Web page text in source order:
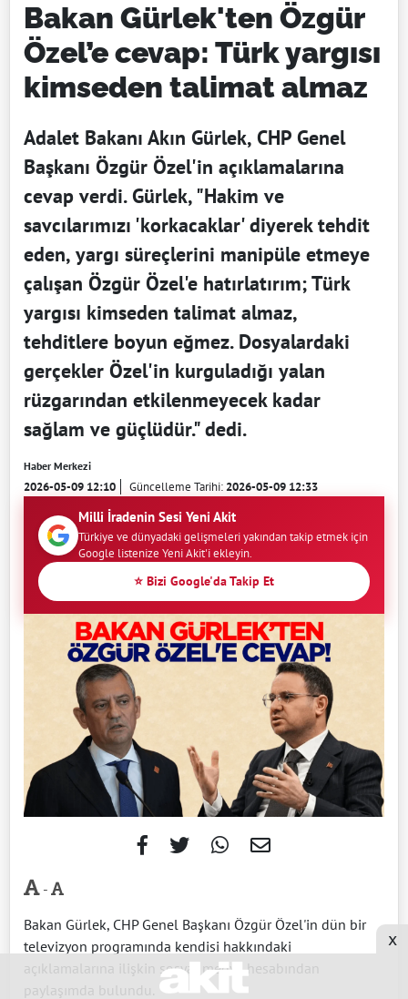
Bakan Gürlek'ten Özgür
Özel’e cevap: Türk yargısı
kimseden talimat almaz
Adalet Bakanı Akın Gürlek, CHP Genel
Başkanı Özgür Özel'in açıklamalarına
cevap verdi. Gürlek, "Hakim ve
savcılarımızı 'korkacaklar' diyerek tehdit
eden, yargı süreçlerini manipüle etmeye
çalışan Özgür Özel'e hatırlatırım; Türk
yargısı kimseden talimat almaz,
tehditlere boyun eğmez. Dosyalardaki
gerçekler Özel'in kurguladığı yalan
rüzgarından etkilenmeyecek kadar
sağlam ve güçlüdür." dedi.
Haber Merkezi
2026-05-09 12:10 Güncelleme Tarihi:2026-05-09 12:33
Milli İradenin Sesi Yeni Akit
Türkiye ve dünyadaki gelişmeleri yakından takip etmek için
Google listenize Yeni Akit'i ekleyin.
⭐ Bizi Google'da Takip Et
-
Bakan Gürlek, CHP Genel Başkanı Özgür Özel'in dün bir
televizyon programında kendisi hakkındaki
açıklamalarına ilişkin sosyal medya hesabından
paylaşımda bulundu.
x